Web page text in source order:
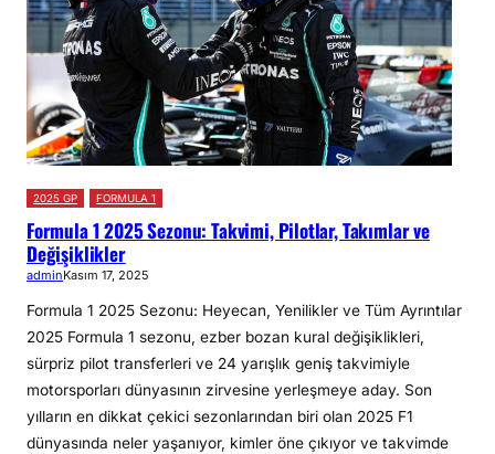
2025 GP FORMULA 1
Formula 1 2025 Sezonu: Takvimi, Pilotlar, Takımlar ve
Değişiklikler
adminKasım 17, 2025
Formula 1 2025 Sezonu: Heyecan, Yenilikler ve Tüm Ayrıntılar
2025 Formula 1 sezonu, ezber bozan kural değişiklikleri,
sürpriz pilot transferleri ve 24 yarışlık geniş takvimiyle
motorsporları dünyasının zirvesine yerleşmeye aday. Son
yılların en dikkat çekici sezonlarından biri olan 2025 F1
dünyasında neler yaşanıyor, kimler öne çıkıyor ve takvimde